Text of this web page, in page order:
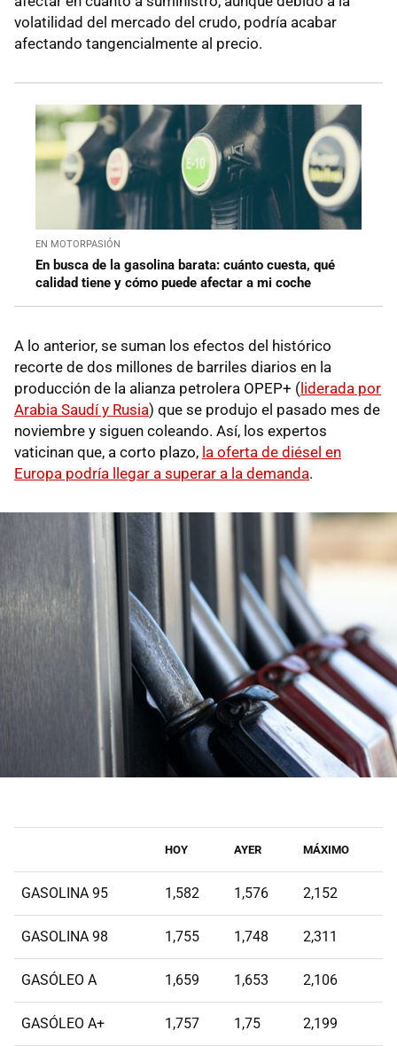
volatilidad del mercado del crudo, podría acabar
afectando tangencialmente al precio.
EN MOTORPASIÓN
En busca de la gasolina barata: cuánto cuesta, qué
calidad tiene y cómo puede afectar a mi coche
A lo anterior, se suman los efectos del histórico
recorte de dos millones de barriles diarios en la
producción de la alianza petrolera OPEP+ (liderada por
Arabia Saudí y Rusia) que se produjo el pasado mes de
noviembre y siguen coleando. Así, los expertos
vaticinan que, a corto plazo, la oferta de diésel en
Europa podría llegar a superar a la demanda.
HOY AYER MÁXIMO
GASOLINA 95 1,582 1,576 2,152
GASOLINA 98 1,755 1,748 2,311
GASÓLEO A 1,659 1,653 2,106
GASÓLEO A+ 1,757 1,75 2,199